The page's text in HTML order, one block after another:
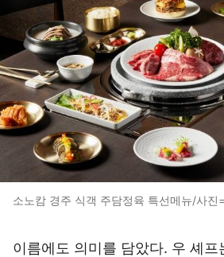
소노캄 경주 식객 주담정육 특선메뉴/사진
이름에도 의미를 담았다. 우 셰